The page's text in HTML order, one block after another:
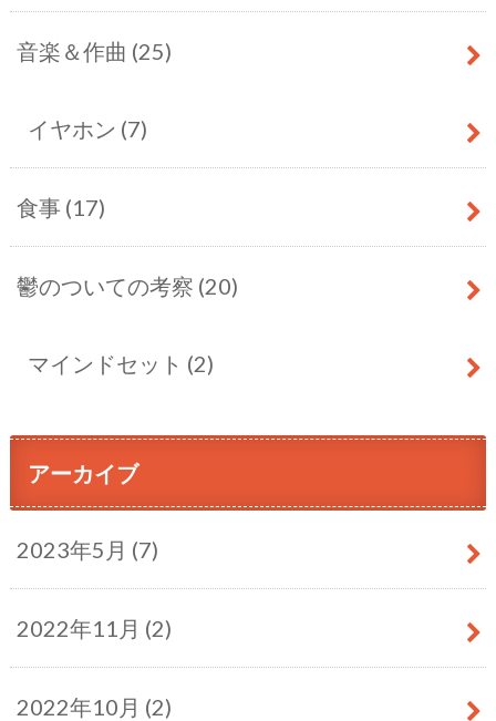
音楽＆作曲 (25)
イヤホン (7)
食事 (17)
鬱のついての考察 (20)
マインドセット (2)
アーカイブ
2023年5月 (7)
2022年11月 (2)
2022年10月 (2)